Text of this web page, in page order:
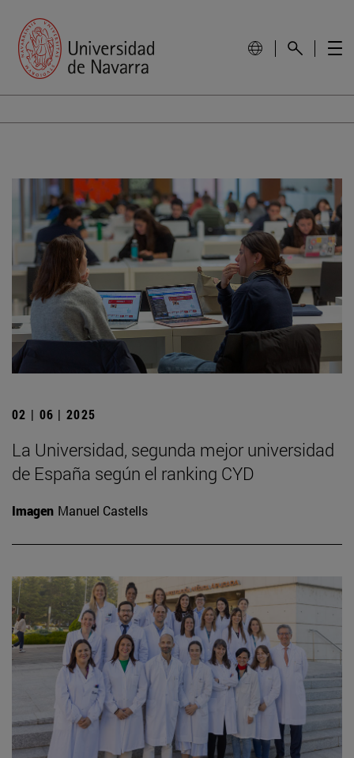
02 | 06 | 2025
La Universidad, segunda mejor universidad
de España según el ranking CYD
Imagen Manuel Castells